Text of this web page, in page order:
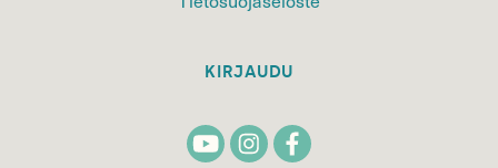
KIRJAUDU